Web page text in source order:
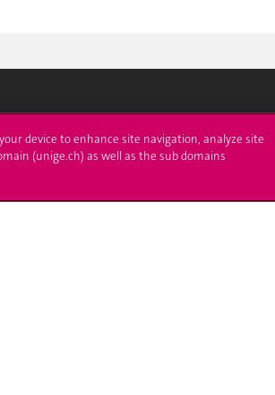
administratives Médias
device to enhance site navigation, analyze site
(unige.ch) as well as the sub domains